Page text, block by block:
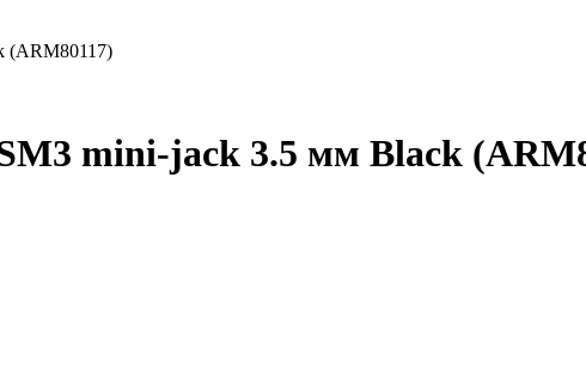
(ARM80117)
mini-jack 3.5 мм Black